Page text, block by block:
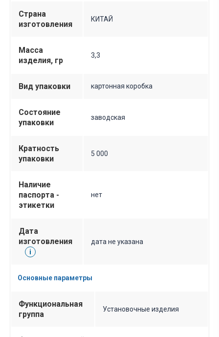
Страна
изготовления
КИТАЙ
Масса
изделия, гр
3,3
Вид упаковки картонная коробка
Состояние
упаковки
заводская
Кратность
упаковки
5 000
Наличие
паспорта -
этикетки
нет
Дата
изготовления
i
дата не указана
Основные параметры
Функциональная
группа
Установочные изделия